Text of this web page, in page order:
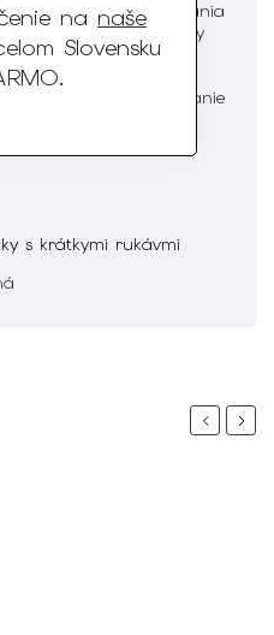
na naše
Slovensku
.
s krátkymi rukávmi
PreviousNext